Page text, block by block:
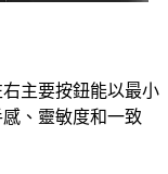
主要按鈕能以最小
、靈敏度和一致